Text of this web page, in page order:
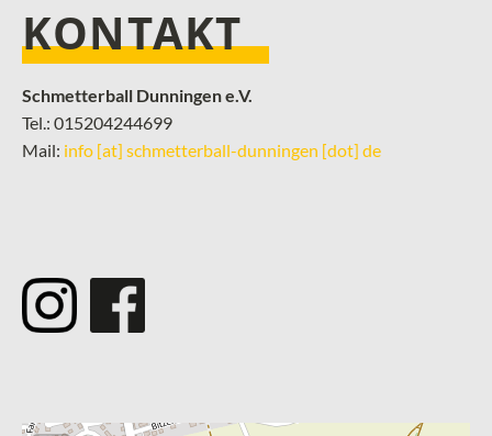
KONTAKT
Schmetterball Dunningen e.V.
Tel.: 015204244699
Mail: info [at] schmetterball-dunningen [dot] de